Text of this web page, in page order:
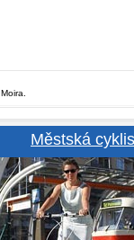
Městská